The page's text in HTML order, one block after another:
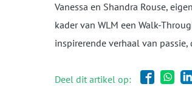
Vanessa en Shandra Rouse,
kader van WLM een Walk-
inspirerende verhaal van
Deel dit artikel op: